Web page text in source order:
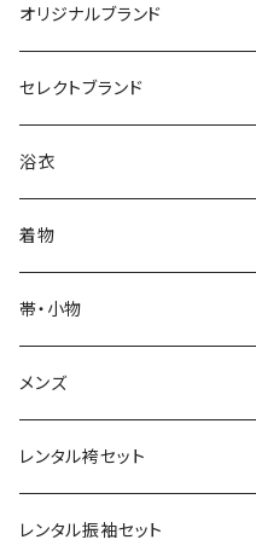
オリジナルブランド
カジュアル着物
単衣
袷
浴衣
レディース
メンズ
帯
名古屋帯
半巾帯
羽織・コート
羽織
コート
草履・下駄
草履
雪駄
小物
帯揚
KIMONOanne.コラボ
セレクトブランド
IKS COLLECTION
JUNKO KOSHINO
撫松庵
モダンアンテナ
ROBE JAPONICA
井原デニム
浴衣
レディース浴衣
メンズ浴衣
球団承認カープ浴衣
サンフレッチェ広島浴衣
浴衣小物
着物
着物
単衣
袷
羽織・コート
羽織
コート
帯・小物
帯
名古屋帯
半巾帯
小物
帯揚
草履・下駄
メンズ
レンタル袴セット
レンタル振袖セット